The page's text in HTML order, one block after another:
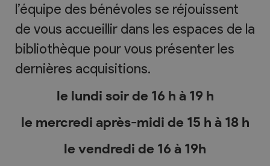
l’équipe des bénévoles se réjouissent
de vous accueillir dans les espaces de la
bibliothèque pour vous présenter les
dernières acquisitions.
le lundi soir de 16 h à 19 h
le mercredi après-midi de 15 h à 18 h
le vendredi de 16 à 19h